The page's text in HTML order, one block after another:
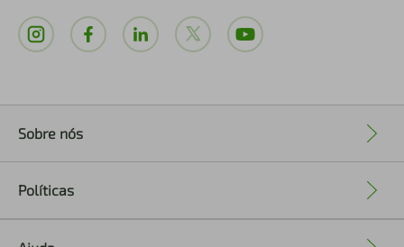
Sobre nós
Políticas